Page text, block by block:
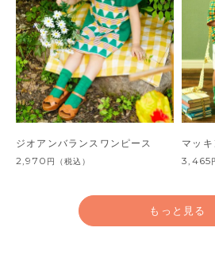
ジオアンバランスワンピース
2,970 円 （税込）
マッ
3,465
もっと見る